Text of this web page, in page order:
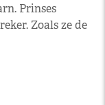
Prinses
Zoals ze de